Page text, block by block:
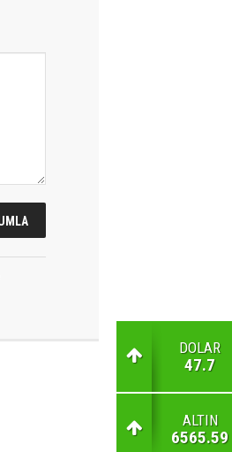
DOLAR
47.7
ALTIN
6565.59